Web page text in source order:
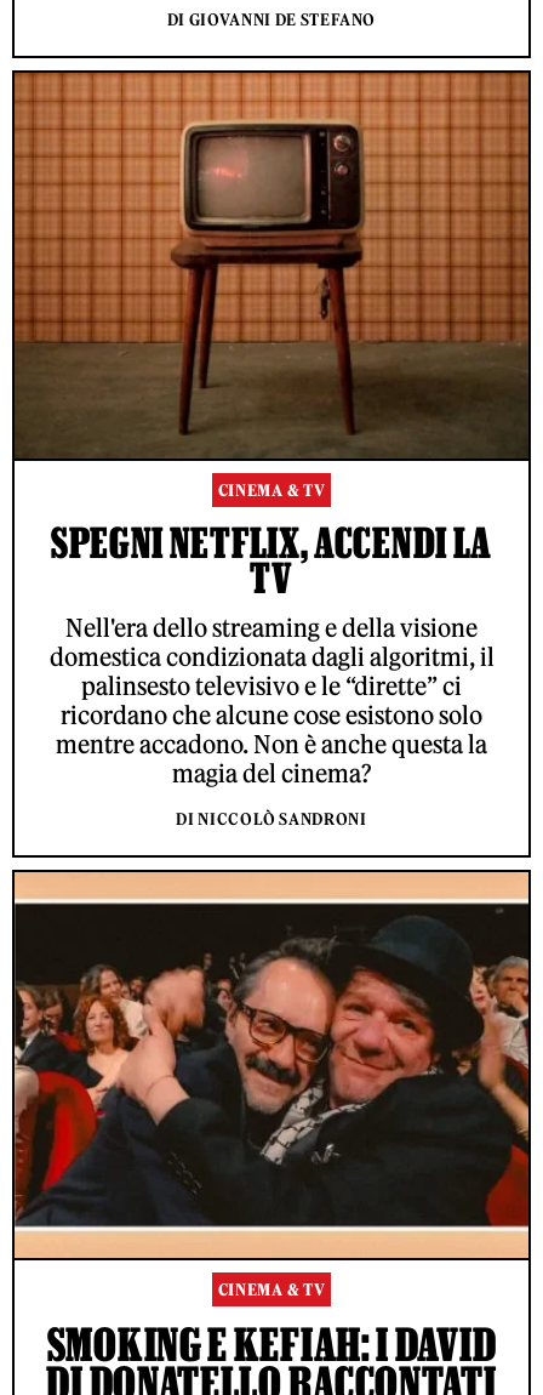
DI GIOVANNI DE STEFANO
CINEMA & TV
SPEGNI NETFLIX, ACCENDI LA
TV
Nell'era dello streaming e della visione
domestica condizionata dagli algoritmi, il
palinsesto televisivo e le “dirette” ci
ricordano che alcune cose esistono solo
mentre accadono. Non è anche questa la
magia del cinema?
DI NICCOLÒ SANDRONI
CINEMA & TV
SMOKING E KEFIAH: I DAVID
DI DONATELLO RACCONTATI